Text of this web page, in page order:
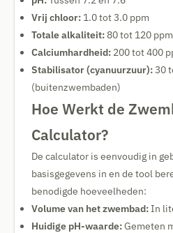
Vrij chloor: 1.0 tot 3.0 ppm
Totale alkaliteit: 80 tot 120 ppm
Calciumhardheid: 200 tot 400
Stabilisator (cyanuurzuur):30
(buitenzwembaden)
Hoe Werkt de
Calculator?
De calculator is eenvoudig in
basisgegevens in en de tool
benodigde hoeveelheden:
Volume van het zwembad:In
Huidige pH-waarde:Gemeten